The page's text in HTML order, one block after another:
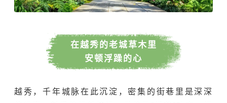
在越秀的老城草木里
安顿浮躁的心
越秀，千年城脉在此沉淀，密集的街巷里是深深